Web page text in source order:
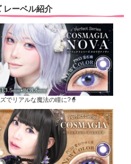
レーベル紹介
でリアルな魔法の瞳に?🧙